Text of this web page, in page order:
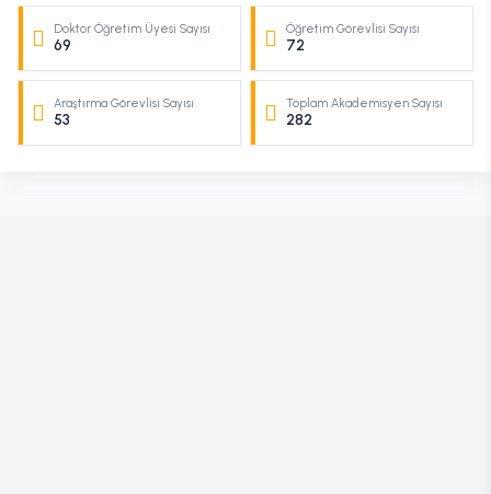
Doktor Öğretim Üyesi Sayısı
69
Öğretim Görevlisi Sayısı
72
Araştırma Görevlisi Sayısı
53
Toplam Akademisyen Sayısı
282